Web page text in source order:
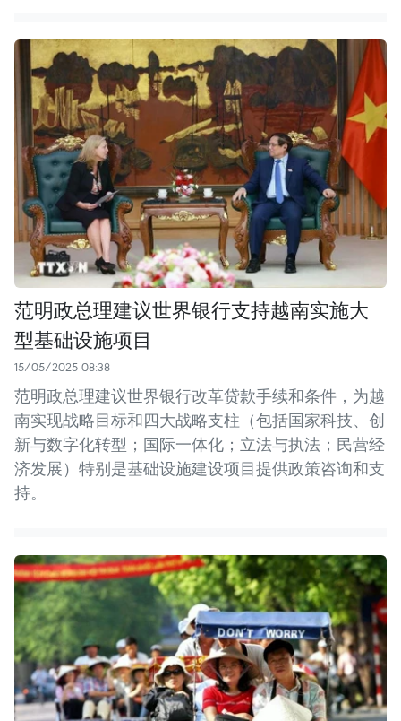
范明政总理建议世界银行支持越南实施大
型基础设施项目
15/05/2025 08:38
范明政总理建议世界银行改革贷款手续和条件，为越
南实现战略目标和四大战略支柱（包括国家科技、创
新与数字化转型；国际一体化；立法与执法；民营经
济发展）特别是基础设施建设项目提供政策咨询和支
持。